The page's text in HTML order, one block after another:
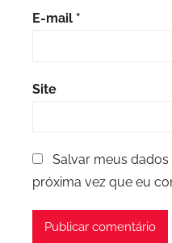
E-mail *
Site
Salvar meus
próxima vez que eu